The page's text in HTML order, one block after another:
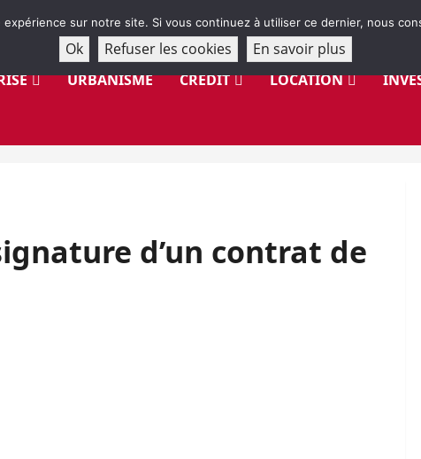
URBANISME CRÉDIT LOCATION
d’un contrat de
sur notre site. Si vous continuez à utiliser ce dernier, nous
Ok Refuser les cookies En savoir plus